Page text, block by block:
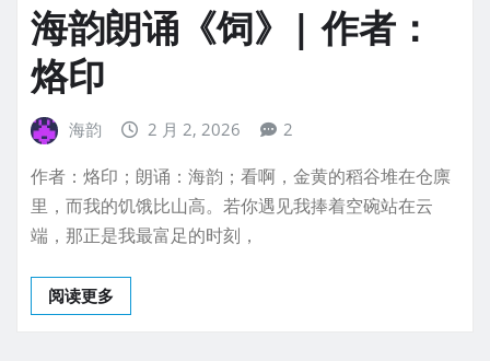
海韵朗诵《饲》| 作者：
烙印
海韵 2 月 2, 2026 2
作者：烙印；朗诵：海韵；看啊，金黄的稻谷堆在仓廪
里，而我的饥饿比山高。若你遇见我捧着空碗站在云
端，那正是我最富足的时刻，
阅读更多